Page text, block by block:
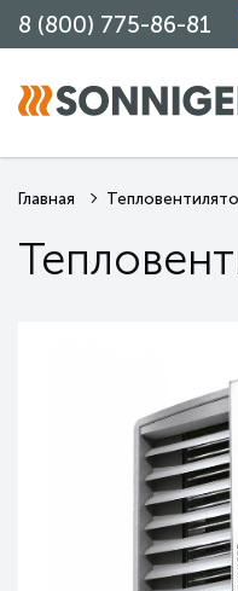
8 (800) 775-86-81
Главная